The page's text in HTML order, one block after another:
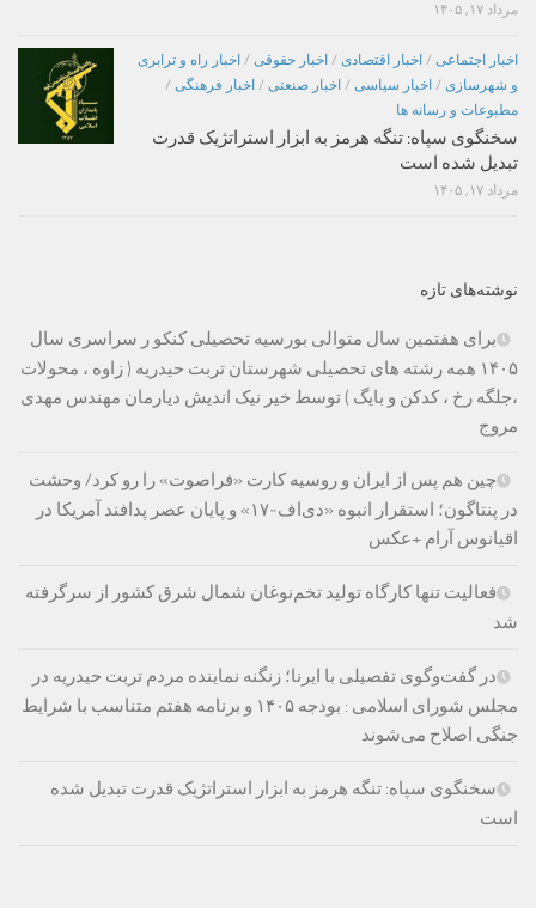
مرداد ۱۷, ۱۴۰۵
اخبار اجتماعی / اخبار اقتصادی / اخبار حقوقی / اخبار راه و ترابری
و شهرسازی / اخبار سیاسی / اخبار صنعتی / اخبار فرهنگی /
مطبوعات و رسانه ها
سخنگوی سپاه: تنگه هرمز به ابزار استراتژیک قدرت
تبدیل شده است
مرداد ۱۷, ۱۴۰۵
نوشته‌های تازه
برای هفتمین سال متوالی بورسیه تحصیلی کنکو ر سراسری سال
۱۴۰۵ همه رشته های تحصیلی شهرستان تربت حیدریه ( زاوه ، محولات
،جلگه رخ ، کدکن و بایگ ) توسط خیر نیک اندیش دیارمان مهندس مهدی
مروج
چین هم پس از ایران و روسیه کارت «فراصوت» را رو کرد/ وحشت
در پنتاگون؛ استقرار انبوه «دی‌اف‑۱۷» و پایان عصر پدافند آمریکا در
اقیانوس آرام +عکس
فعالیت تنها کارگاه تولید تخم‌نوغان شمال شرق کشور از سرگرفته
شد
در گفت‌وگوی تفصیلی با ایرنا؛ زنگنه نماینده مردم تربت حیدریه در
مجلس شورای اسلامی : بودجه ۱۴۰۵ و برنامه هفتم متناسب با شرایط
جنگی اصلاح می‌شوند
سخنگوی سپاه: تنگه هرمز به ابزار استراتژیک قدرت تبدیل شده
است